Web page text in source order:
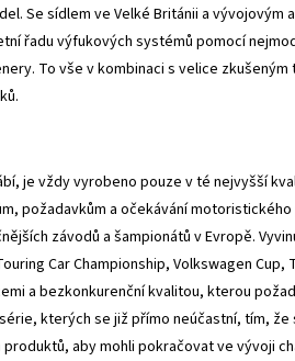
Se sídlem ve Velké Británii a
řadu výfukových systémů pomocí
To vše v kombinaci s velice
je vždy vyrobeno pouze v té nejvyšší
požadavkům a očekávání
závodů a šampionátů v Evropě.
Car Championship, Volkswagen
a bezkonkurenční kvalitou, kterou
kterých se již přímo neúčastní, tím,
aby mohli pokračovat ve vývoji